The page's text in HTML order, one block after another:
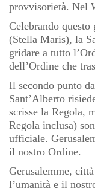
provvisorietà. Nel
Celebrando
(Stella Maris), la
gridare a tutto
dell’Ordine che
Il secondo punto
Sant’Alberto
scrisse la Regola,
Regola inclusa)
ufficiale.
il nostro Ordine.
Gerusalemme,
l’umanità e il